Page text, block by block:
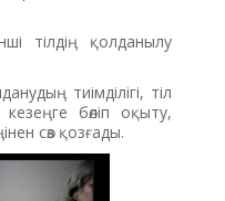
тілдің қолданылу
тиімділігі, тіл
бөліп оқыту,
сөз қозғады.